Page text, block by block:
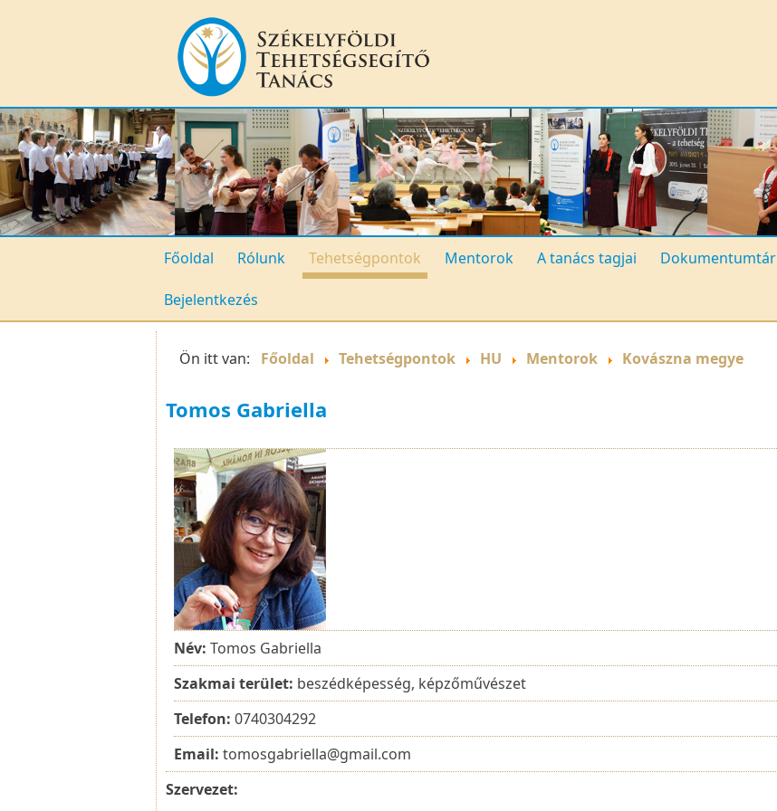
Főoldal Rólunk Tehetségpontok Mentorok A tanács tagjai Dokumentumtár
Bejelentkezés
Ön itt van: Főoldal Tehetségpontok HU Mentorok Kovászna megye
Tomos Gabriella
Név: Tomos Gabriella
Szakmai terület: beszédképesség, képzőművészet
Telefon: 0740304292
Email: tomosgabriella@gmail.com
Szervezet: